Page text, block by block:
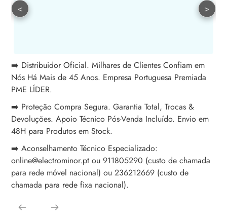
< >
➡️ Distribuidor Oficial. Milhares de Clientes Confiam em
Nós Há Mais de 45 Anos. Empresa Portuguesa Premiada
PME LÍDER.
➡️ Proteção Compra Segura. Garantia Total, Trocas &
Devoluções. Apoio Técnico Pós-Venda Incluído. Envio em
48H para Produtos em Stock.
➡️ Aconselhamento Técnico Especializado:
online@electrominor.pt ou 911805290 (custo de chamada
para rede móvel nacional) ou 236212669 (custo de
chamada para rede fixa nacional).